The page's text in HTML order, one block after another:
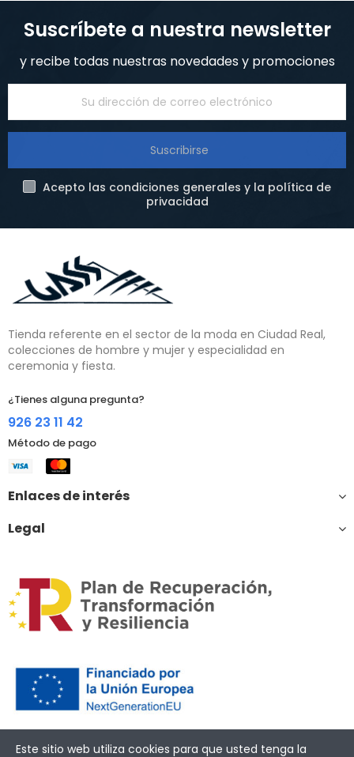
Suscríbete a nuestra newsletter
y recibe todas nuestras novedades y promociones
Suscribirse
Acepto las condiciones generales y la política de
privacidad
Tienda referente en el sector de la moda en Ciudad Real,
colecciones de hombre y mujer y especialidad en
ceremonia y fiesta.
¿Tienes alguna pregunta?
926 23 11 42
Método de pago
Enlaces de interés
Legal
Este sitio web utiliza cookies para que usted tenga la